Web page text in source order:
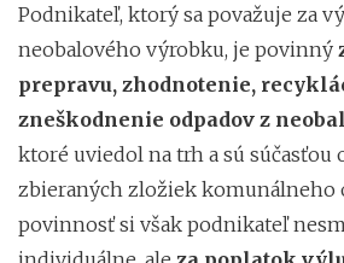
Podnikateľ, ktorý sa považuje za
neobalového výrobku, je povinný
prepravu, zhodnotenie,
zneškodnenie odpadov z
ktoré uviedol na trh a sú súčasťou
zbieraných zložiek komunálneho
povinnosť si však podnikateľ